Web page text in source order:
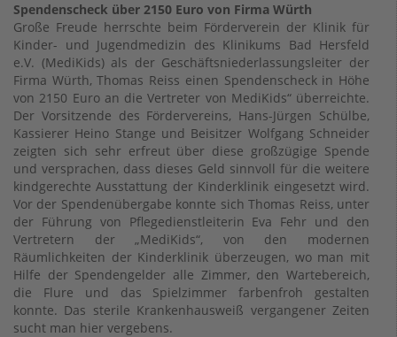
Spendenscheck über 2150 Euro von Firma Würth
Große Freude herrschte beim Förderverein der Klinik für
Kinder- und Jugendmedizin des Klinikums Bad Hersfeld
e.V. (MediKids) als der Geschäftsniederlassungsleiter der
Firma Würth, Thomas Reiss einen Spendenscheck in Höhe
von 2150 Euro an die Vertreter von MediKids“ überreichte.
Der Vorsitzende des Fördervereins, Hans-Jürgen Schülbe,
Kassierer Heino Stange und Beisitzer Wolfgang Schneider
zeigten sich sehr erfreut über diese großzügige Spende
und versprachen, dass dieses Geld sinnvoll für die weitere
kindgerechte Ausstattung der Kinderklinik eingesetzt wird.
Vor der Spendenübergabe konnte sich Thomas Reiss, unter
der Führung von Pflegedienstleiterin Eva Fehr und den
Vertretern der „MediKids“, von den modernen
Räumlichkeiten der Kinderklinik überzeugen, wo man mit
Hilfe der Spendengelder alle Zimmer, den Wartebereich,
die Flure und das Spielzimmer farbenfroh gestalten
konnte. Das sterile Krankenhausweiß vergangener Zeiten
sucht man hier vergebens.